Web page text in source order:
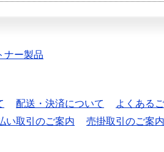
ナー製品
配送・決済について
よくある
い取引のご案内 売掛取引のご案内